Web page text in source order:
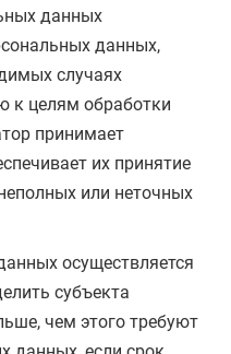
данных
данных,
случаях
к целям обработки
принимает
их принятие
или неточных
осуществляется
субъекта
чем этого требуют